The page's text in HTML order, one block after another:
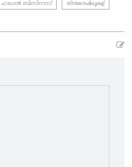
ഹലാല്‍ ബിസിനസ് തിരുശേഷിപ്പുകള്